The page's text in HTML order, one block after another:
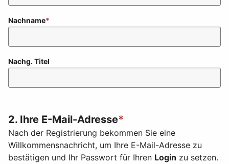
Nachname
Nachg. Titel
2. Ihre E-Mail-Adresse*
Nach der Registrierung bekommen Sie eine
Willkommensnachricht, um Ihre E-Mail-Adresse zu
bestätigen und Ihr Passwort für Ihren Login zu setzen.